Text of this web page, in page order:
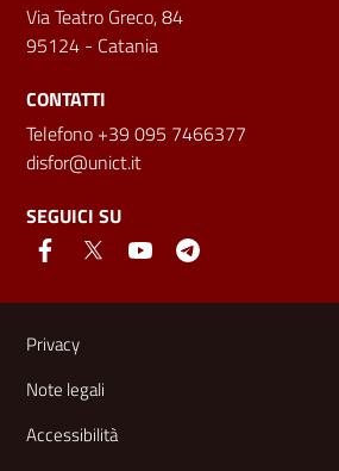
Via Teatro Greco, 84
95124 - Catania
CONTATTI
Telefono +39 095 7466377
disfor@unict.it
SEGUICI SU
Link e informazioni utili
Privacy
Note legali
Accessibilità